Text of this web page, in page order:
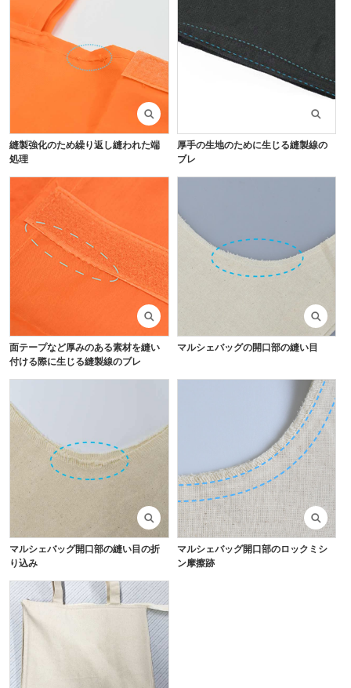
縫製強化のため繰り返し縫われた端
処理
厚手の生地のために生じる縫製線の
ブレ
面テープなど厚みのある素材を縫い
付ける際に生じる縫製線のブレ
マルシェバッグの開口部の縫い目
マルシェバッグ開口部の縫い目の折
り込み
マルシェバッグ開口部のロックミシ
ン摩擦跡